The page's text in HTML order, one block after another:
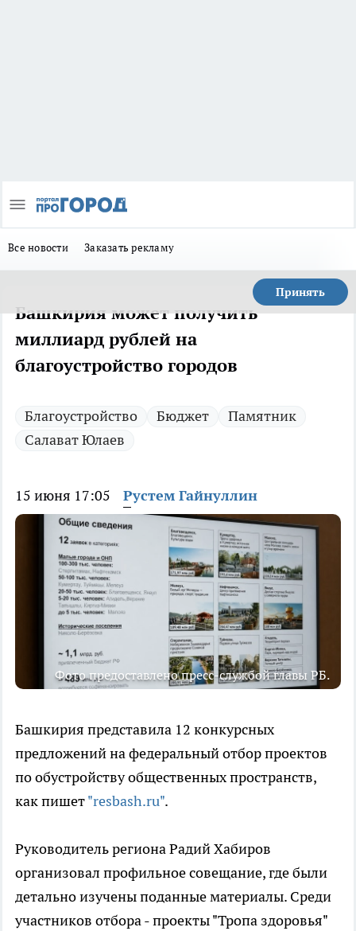
Все новости Заказать рекламу
Принять
Башкирия может получить
миллиард рублей на
благоустройство городов
Благоустройство Бюджет
Памятник
Салават Юлаев
15 июня 17:05 Рустем Гайнуллин
Фото предоставлено пресс-службой главы РБ.
Башкирия представила 12 конкурсных
предложений на федеральный отбор проектов
по обустройству общественных пространств,
как пишет"resbash.ru".
Руководитель региона Радий Хабиров
организовал профильное совещание, где были
детально изучены поданные материалы. Среди
участников отбора - проекты "Тропа здоровья"